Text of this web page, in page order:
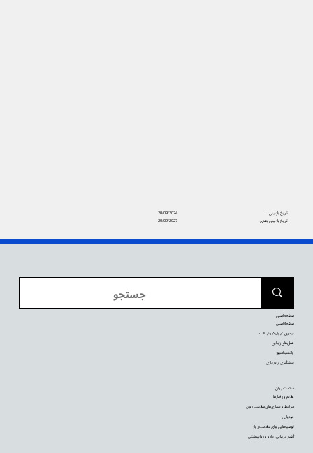
20/09/2024
تاریخ بازبینی:
20/09/2027
تاریخ بازبینی بعدی:
سلامت روان
علائم و رفتارها
شرایط و بیماری‌های سلامت روان
خودیاری
توصیه‌‌هایی برای سلامت روان
گفتار درمانی، دارو و روانپزشکی
صفحه اصلی
صفحه اصلی
بیماری عروق کرونر قلب
عمل‌های زیبایی
واکسیناسیون
پیشگیری از بارداری